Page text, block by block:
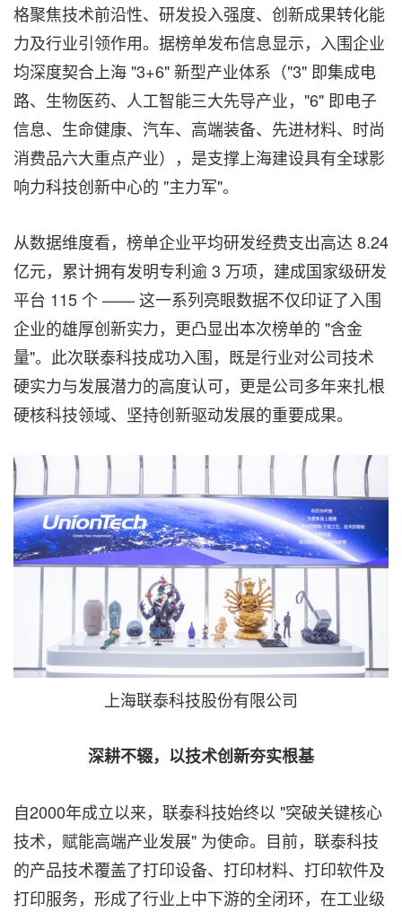
格聚焦技术前沿性、研发投入强度、创新成果转化能
力及行业引领作用。据榜单发布信息显示，入围企业
均深度契合上海 "3+6" 新型产业体系（"3" 即集成电
路、生物医药、人工智能三大先导产业，"6" 即电子
信息、生命健康、汽车、高端装备、先进材料、时尚
消费品六大重点产业），是支撑上海建设具有全球影
响力科技创新中心的 "主力军"。
从数据维度看，榜单企业平均研发经费支出高达 8.24
亿元，累计拥有发明专利逾 3 万项，建成国家级研发
平台 115 个 —— 这一系列亮眼数据不仅印证了入围
企业的雄厚创新实力，更凸显出本次榜单的 "含金
量"。此次联泰科技成功入围，既是行业对公司技术
硬实力与发展潜力的高度认可，更是公司多年来扎根
硬核科技领域、坚持创新驱动发展的重要成果。
上海联泰科技股份有限公司
深耕不辍，以技术创新夯实根基
自2000年成立以来，联泰科技始终以 "突破关键核心
技术，赋能高端产业发展" 为使命。目前，联泰科技
的产品技术覆盖了打印设备、打印材料、打印软件及
打印服务，形成了行业上中下游的全闭环，在工业级